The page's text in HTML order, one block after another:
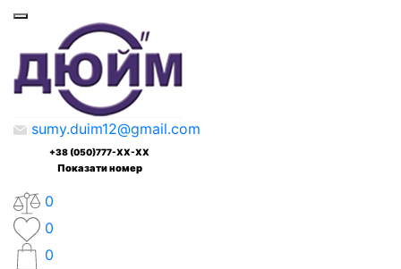
sumy.duim12@gmail.com
+38 (050)777-XX-XX
Показати номер
0
0
0